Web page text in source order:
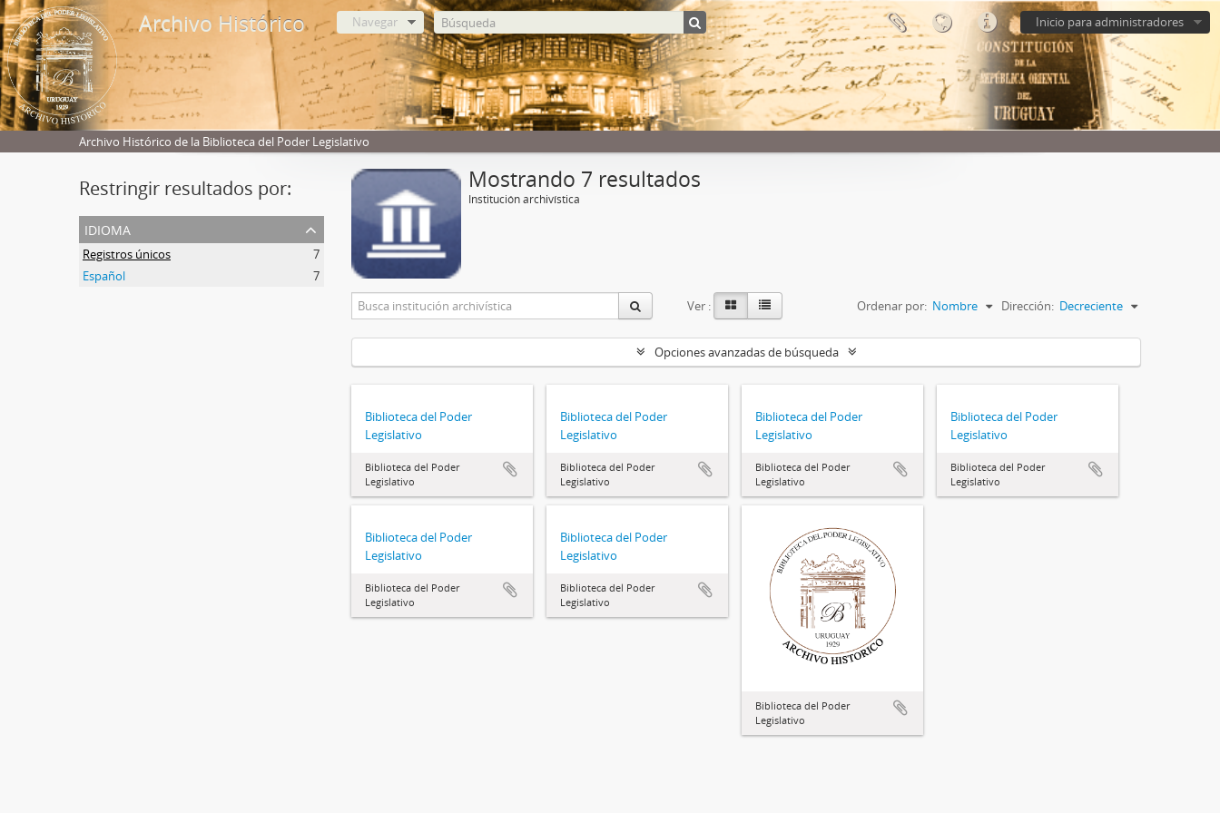
Archivo Histórico Inicio para administradores
Navegar
Archivo Histórico de la Biblioteca del Poder Legislativo
Restringir resultados por:
idioma
Registros únicos
7
Español
7
Mostrando 7 resultados
Institución archivística
Ver : Ordenar por: Nombre Dirección: Decreciente
Opciones avanzadas de búsqueda
Biblioteca del Poder
Legislativo
Biblioteca del Poder
Legislativo
Biblioteca del Poder
Legislativo
Biblioteca del Poder
Legislativo
Biblioteca del Poder
Legislativo
Biblioteca del Poder
Legislativo
Biblioteca del Poder
Legislativo
Biblioteca del Poder
Legislativo
Biblioteca del Poder
Legislativo
Biblioteca del Poder
Legislativo
Biblioteca del Poder
Legislativo
Biblioteca del Poder
Legislativo
Biblioteca del Poder
Legislativo